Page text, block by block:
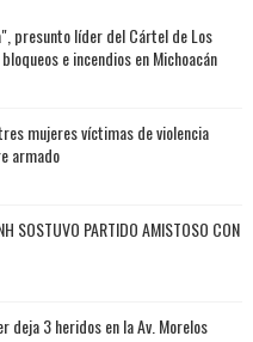
presunto líder del Cártel de Los
e incendios en Michoacán
mujeres víctimas de violencia
armado
SOSTUVO PARTIDO AMISTOSO CON
deja 3 heridos en la Av. Morelos